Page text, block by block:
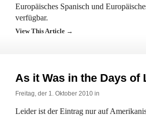
Europäisches Spanisch und
verfügbar.
View This Article →
As it Was in the Days of
Freitag, der 1. Oktober 2010 in
Leider ist der Eintrag nur auf